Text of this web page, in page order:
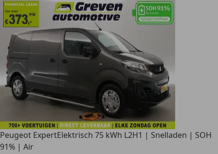
Peugeot ExpertElektrisch 75 kWh L2H1 | Snelladen | SOH
91% | Air